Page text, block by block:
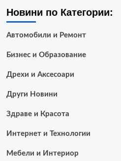
Новини по Категории:
Автомобили и Ремонт
Бизнес и Образование
Дрехи и Аксесоари
Други Новини
Здраве и Красота
Интернет и Технологии
Мебели и Интериор